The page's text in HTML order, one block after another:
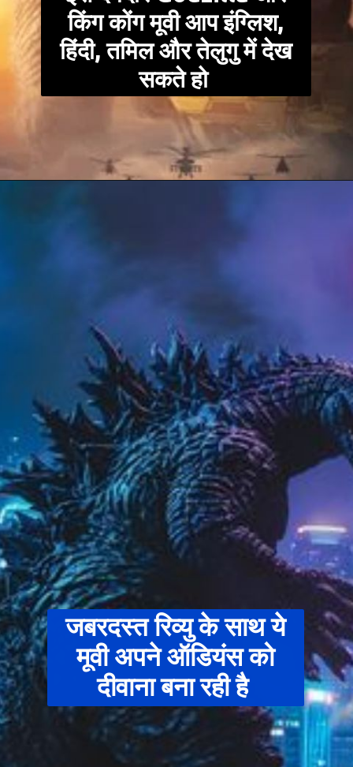
किंग कोंग मूवी आप इंग्लिश,
हिंदी, तमिल और तेलुगु में देख
सकते हो
जबरदस्त रिव्यु के साथ ये
मूवी अपने ऑडियंस को
दीवाना बना रही है